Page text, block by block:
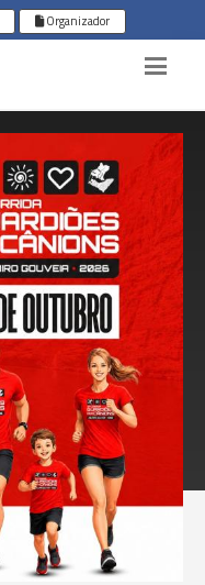
Organizador